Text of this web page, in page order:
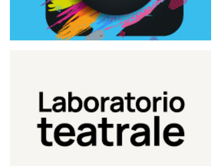
Laboratorio Teatrale
Laboratorio di teatro del Teatro Eduardo de Filippo
Continua